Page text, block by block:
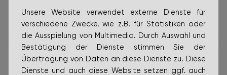
Für Fragen rund um das Thema Breitbandausbau
steht dir folgender Ansprechpartner zur Verfügung:
Unsere Website verwendet externe Dienste für
verschiedene Zwecke, wie z.B. für Statistiken oder
die Ausspielung von Multimedia. Durch Auswahl und
Bestätigung der Dienste stimmen Sie der
Übertragung von Daten an diese Dienste zu. Diese
Dienste und auch diese Website setzen ggf. auch